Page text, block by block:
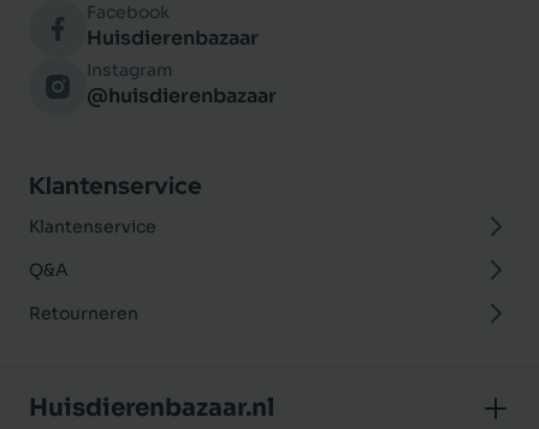
Facebook
Huisdierenbazaar
Instagram
@huisdierenbazaar
Klantenservice
Klantenservice
Q&A
Retourneren
Huisdierenbazaar.nl